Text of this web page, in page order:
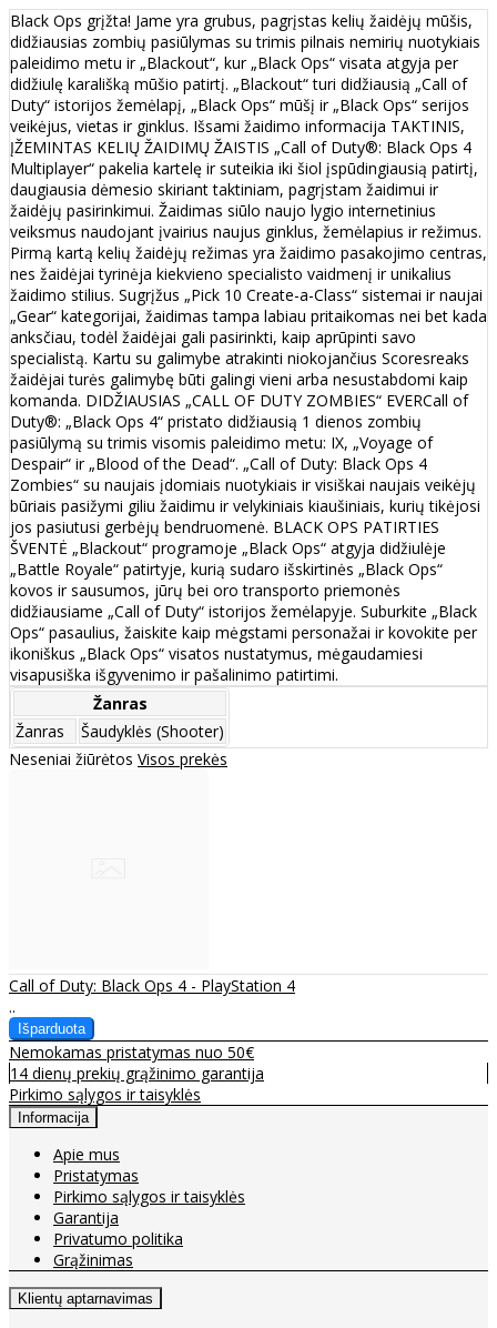
Black Ops grįžta! Jame yra grubus, pagrįstas kelių žaidėjų mūšis,
didžiausias zombių pasiūlymas su trimis pilnais nemirių nuotykiais
paleidimo metu ir „Blackout“, kur „Black Ops“ visata atgyja per
didžiulę karališką mūšio patirtį. „Blackout“ turi didžiausią „Call of
Duty“ istorijos žemėlapį, „Black Ops“ mūšį ir „Black Ops“ serijos
veikėjus, vietas ir ginklus. Išsami žaidimo informacija TAKTINIS,
ĮŽEMINTAS KELIŲ ŽAIDIMŲ ŽAISTIS „Call of Duty®: Black Ops 4
Multiplayer“ pakelia kartelę ir suteikia iki šiol įspūdingiausią patirtį,
daugiausia dėmesio skiriant taktiniam, pagrįstam žaidimui ir
žaidėjų pasirinkimui. Žaidimas siūlo naujo lygio internetinius
veiksmus naudojant įvairius naujus ginklus, žemėlapius ir režimus.
Pirmą kartą kelių žaidėjų režimas yra žaidimo pasakojimo centras,
nes žaidėjai tyrinėja kiekvieno specialisto vaidmenį ir unikalius
žaidimo stilius. Sugrįžus „Pick 10 Create-a-Class“ sistemai ir naujai
„Gear“ kategorijai, žaidimas tampa labiau pritaikomas nei bet kada
anksčiau, todėl žaidėjai gali pasirinkti, kaip aprūpinti savo
specialistą. Kartu su galimybe atrakinti niokojančius Scoresreaks
žaidėjai turės galimybę būti galingi vieni arba nesustabdomi kaip
komanda. DIDŽIAUSIAS „CALL OF DUTY ZOMBIES“ EVERCall of
Duty®: „Black Ops 4“ pristato didžiausią 1 dienos zombių
pasiūlymą su trimis visomis paleidimo metu: IX, „Voyage of
Despair“ ir „Blood of the Dead“. „Call of Duty: Black Ops 4
Zombies“ su naujais įdomiais nuotykiais ir visiškai naujais veikėjų
būriais pasižymi giliu žaidimu ir velykiniais kiaušiniais, kurių tikėjosi
jos pasiutusi gerbėjų bendruomenė. BLACK OPS PATIRTIES
ŠVENTĖ „Blackout“ programoje „Black Ops“ atgyja didžiulėje
„Battle Royale“ patirtyje, kurią sudaro išskirtinės „Black Ops“
kovos ir sausumos, jūrų bei oro transporto priemonės
didžiausiame „Call of Duty“ istorijos žemėlapyje. Suburkite „Black
Ops“ pasaulius, žaiskite kaip mėgstami personažai ir kovokite per
ikoniškus „Black Ops“ visatos nustatymus, mėgaudamiesi
visapusiška išgyvenimo ir pašalinimo patirtimi.
Žanras
Žanras
Šaudyklės (Shooter)
Neseniai žiūrėtos Visos prekės
Call of Duty: Black Ops 4 - PlayStation 4
..
Nemokamas pristatymas nuo 50€
14 dienų prekių grąžinimo garantija
Pirkimo sąlygos ir taisyklės
Informacija
Apie mus
Pristatymas
Pirkimo sąlygos ir taisyklės
Garantija
Privatumo politika
Grąžinimas
Klientų aptarnavimas